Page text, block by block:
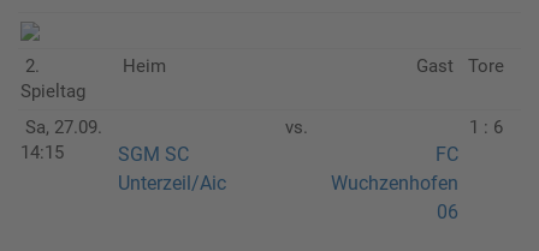
2.
Spieltag
Heim Gast Tore
Sa, 27.09.
14:15
SGM SC
Unterzeil/Aic
vs.
FC
Wuchzenhofen
06
1 : 6